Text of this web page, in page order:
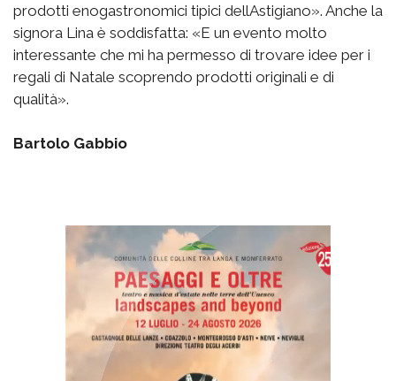
prodotti enogastronomici tipici dellAstigiano». Anche la
signora Lina è soddisfatta: «E un evento molto
interessante che mi ha permesso di trovare idee per i
regali di Natale scoprendo prodotti originali e di
qualità».
Bartolo Gabbio